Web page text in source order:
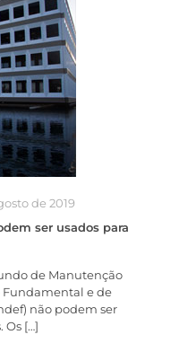
de 2019
ser usados para
de Manutenção
Fundamental e de
não podem ser
Os […]